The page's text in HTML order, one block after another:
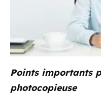
Points importants
photocopieuse